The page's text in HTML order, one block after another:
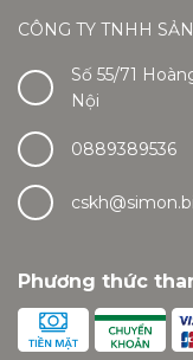
CÔNG TY TNHH
Số 55/71
Nội
0889389536
Phương thức